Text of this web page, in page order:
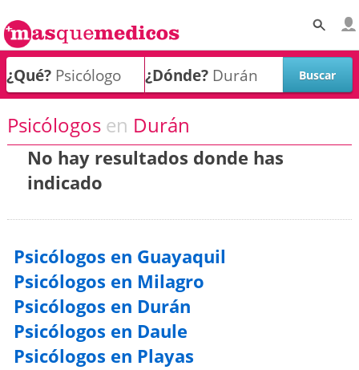
¿Qué? ¿Dónde?
Psicólogos en Durán
No hay resultados donde has
indicado
Psicólogos en Guayaquil
Psicólogos en Milagro
Psicólogos en Durán
Psicólogos en Daule
Psicólogos en Playas